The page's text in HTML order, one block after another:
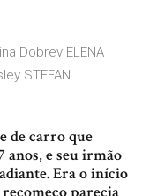
Dobrev ELENA
STEFAN
de carro que
anos, e seu irmão
Era o início